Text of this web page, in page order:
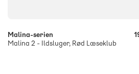
Malina-serien
Malina 2 - Ildsluger, Rød Læseklub